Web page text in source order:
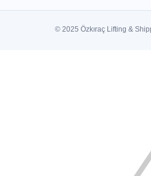
© 2025 Özkıraç Lifting &